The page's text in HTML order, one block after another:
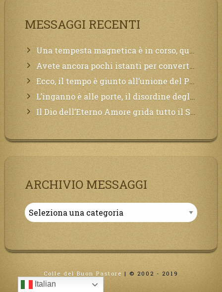
MESSAGGI RECENTI
Una tempesta magnetica è in corso, questa generazione patirà. Il black out non tarderà ad arrivare e tutta la Terra sarà oscurata.
Avete ancora pochi istanti per convertirvi, non perdete tempo, la sciagura arriverà all’improvviso e per chi non si sarà preparato saranno dolori.
Ecco, il tempo è giunto all’unione del Padre con il figlio, non avete che da attendere pochissimo.
L’inganno è alle porte, il disordine degli ordinati urlerà perdono, ma sarà troppo tardi, il tradimento è stato grande!
Il Dio dell’Eterno Amore grida tutto il Suo bene per i Suoi,richiama a Sé i lontani, affinché si pentano e tornino a Lui:
ARCHIVIO MESSAGGI
Archivio
Messaggi
Colle del Buon Pastore | © 2002 - 2019
Italian